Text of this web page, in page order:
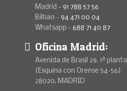
Madrid - 91 788 57 56
Bilbao - 94 471 00 04
Whatsapp - 688 71 40 87
Oficina Madrid:
Avenida de Brasil 29, 1ª planta
(Esquina con Orense 54-56)
28020, MADRID